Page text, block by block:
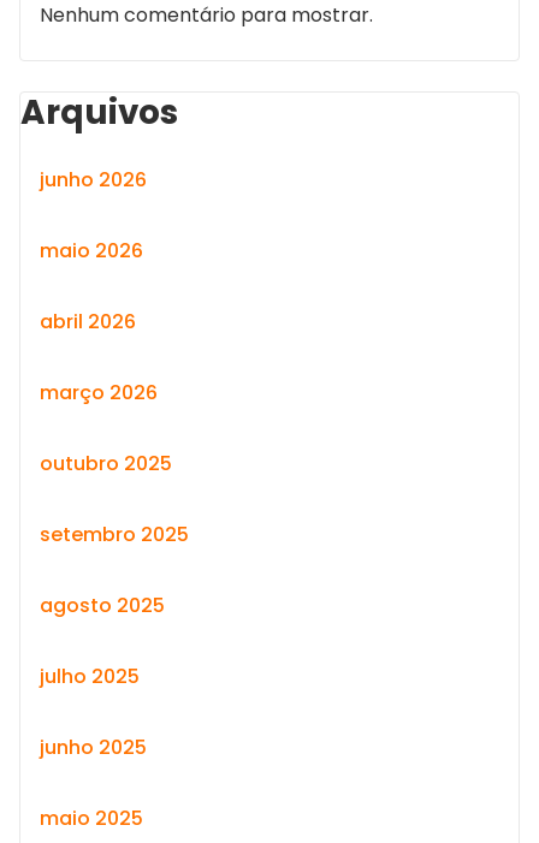
Nenhum comentário para mostrar.
Arquivos
junho 2026
maio 2026
abril 2026
março 2026
outubro 2025
setembro 2025
agosto 2025
julho 2025
junho 2025
maio 2025